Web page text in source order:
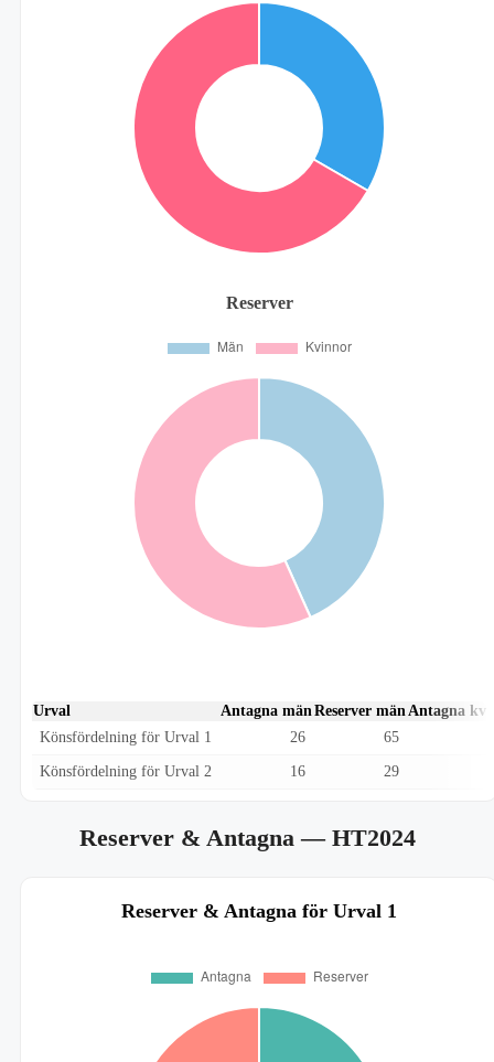
Reserver
Urval Antagna mänReserver mänAntagna
Könsfördelning för Urval 1
26 65
Könsfördelning för Urval 2 16 29
Reserver & Antagna— HT2024
Reserver & Antagna för Urval 1